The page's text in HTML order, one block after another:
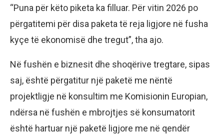
“Puna për këto piketa ka filluar. Për vitin 2026 po
përgatitemi për disa paketa të reja ligjore në fusha
kyçe të ekonomisë dhe tregut”, tha ajo.
Në fushën e biznesit dhe shoqërive tregtare, sipas
saj, është përgatitur një paketë me nëntë
projektligje në konsultim me Komisionin Europian,
ndërsa në fushën e mbrojtjes së konsumatorit
është hartuar një paketë ligjore me në qendër